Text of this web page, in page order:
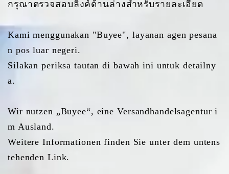
กรุณาตรวจสอบลิงค์ด้านล่างสำหรับรายละเอียด
Kami menggunakan "Buyee", layanan agen pesana
n pos luar negeri.
Silakan periksa tautan di bawah ini untuk detailny
a.
Wir nutzen „Buyee“, eine Versandhandelsagentur i
m Ausland.
Weitere Informationen finden Sie unter dem untens
tehenden Link.